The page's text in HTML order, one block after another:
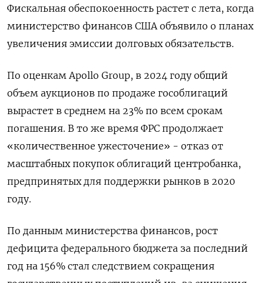
Фискальная обеспокоенность растет с лета, когда
министерство финансов США объявило о планах
увеличения эмиссии долговых обязательств.
По оценкам Apollo Group, в 2024 году общий
объем аукционов по продаже гособлигаций
вырастет в среднем на 23% по всем срокам
погашения. В то же время ФРС продолжает
«количественное ужесточение» - отказ от
масштабных покупок облигаций центробанка,
предпринятых для поддержки рынков в 2020
году.
По данным министерства финансов, рост
дефицита федерального бюджета за последний
год на 156% стал следствием сокращения